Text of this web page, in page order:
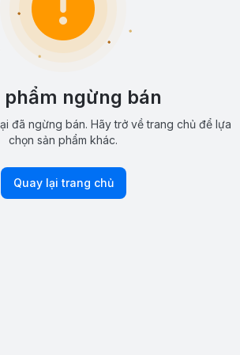
phẩm ngừng bán
đã ngừng bán. Hãy trở về trang chủ để lựa
chọn sản phẩm khác.
Quay lại trang chủ